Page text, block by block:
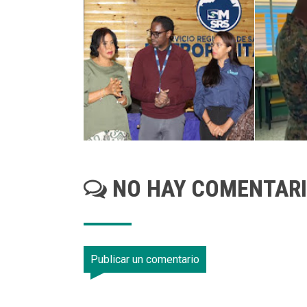
NO HAY
Publicar un comentario